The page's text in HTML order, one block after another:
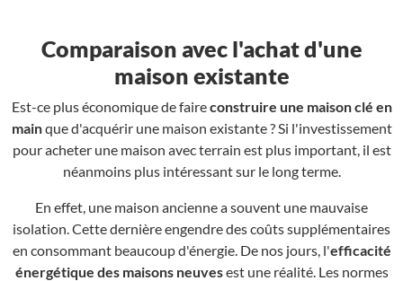
Comparaison avec l'achat d'une
maison existante
Est-ce plus économique de faireconstruire une maison clé en
mainque d'acquérir une maison existante ? Si l'investissement
pour acheter une maison avec terrain est plus important, il est
néanmoins plus intéressant sur le long terme.
En effet, une maison ancienne a souvent une mauvaise
isolation. Cette dernière engendre des coûts supplémentaires
en consommant beaucoup d'énergie. De nos jours, l'efficacité
énergétique des maisons neuvesest une réalité. Les normes